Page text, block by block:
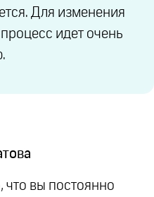
Для изменения
идет очень
что вы постоянно